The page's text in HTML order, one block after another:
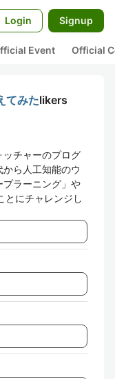
Login Signup
Event Official
てみたlikers
チャーのプログ
ら人工知能のウ
プラーニング」や
とにチャレンジし